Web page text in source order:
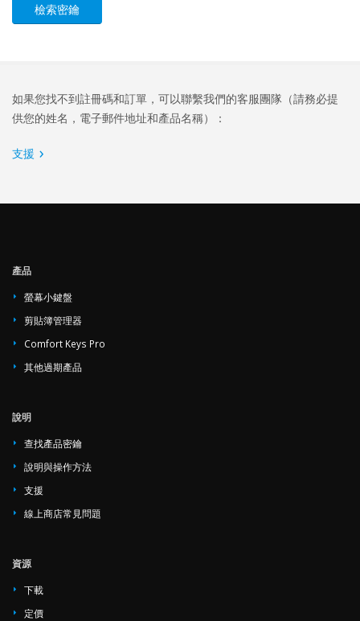
檢索密鑰
如果您找不到註冊碼和訂單，可以聯繫我們的客服團隊（請務必提
供您的姓名，電子郵件地址和產品名稱）：
支援
產品
螢幕小鍵盤
剪貼簿管理器
Comfort Keys Pro
其他過期產品
說明
查找產品密鑰
說明與操作方法
支援
線上商店常見問題
資源
下載
定價